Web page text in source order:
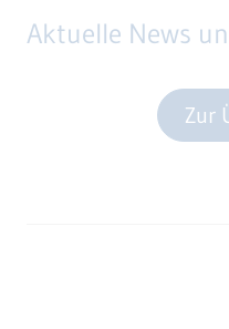
Aktuelle News
Zur